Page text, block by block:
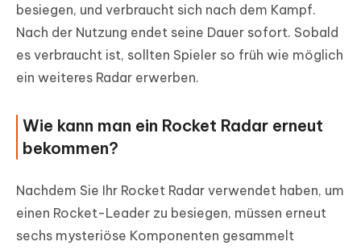
besiegen, und verbraucht sich nach dem Kampf.
Nach der Nutzung endet seine Dauer sofort. Sobald
es verbraucht ist, sollten Spieler so früh wie möglich
ein weiteres Radar erwerben.
Wie kann man ein Rocket Radar erneut
bekommen?
Nachdem Sie Ihr Rocket Radar verwendet haben, um
einen Rocket-Leader zu besiegen, müssen erneut
sechs mysteriöse Komponenten gesammelt